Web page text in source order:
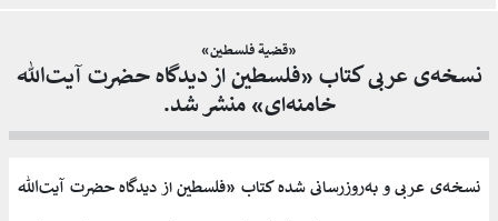
«قضیة فلسطین»
نسخه‌ی عربی کتاب «فلسطین از دیدگاه حضرت آیت‌الله
خامنه‌ای» منشر شد.
نسخه‌ی عربی و به‌روزرسانی شده کتاب «فلسطین از دیدگاه حضرت آیت‌الله